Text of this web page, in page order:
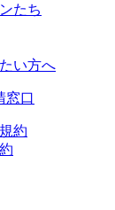
たち
い方へ
窓口
約